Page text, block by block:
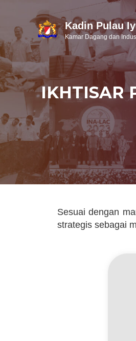
Kadin Pulau
Kamar Dagang dan
IKHTISAR
Sesuai dengan
strategis sebagai